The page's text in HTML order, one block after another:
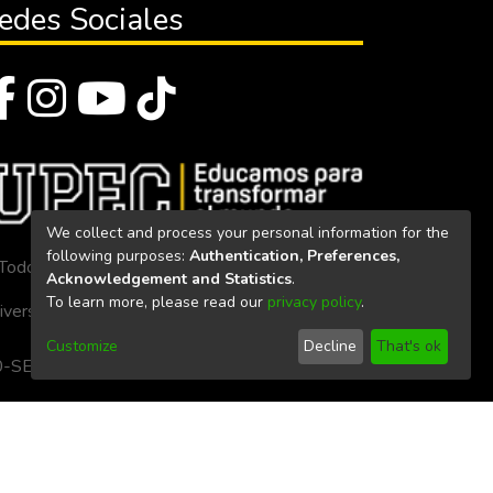
Sociales
los derechos reservados 2023
Politécnica Estatal del Carchi
SE-33-CACES-2020
We collect and process your personal information for the
following purposes: Authentication, Preferences,
Acknowledgement and Statistics.
To learn more, please read our privacy policy.
Customize Decline That's ok